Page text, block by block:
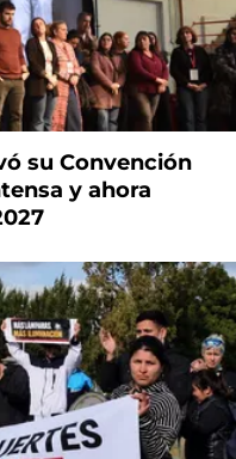
su Convención
y ahora